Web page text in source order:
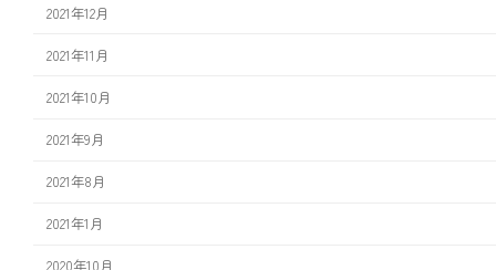
2021年12月
2021年11月
2021年10月
2021年9月
2021年8月
2021年1月